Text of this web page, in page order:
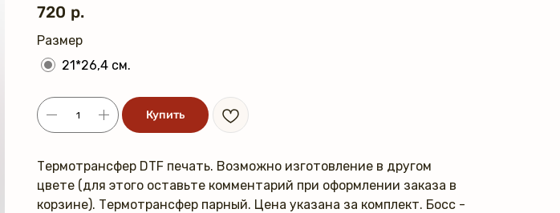
720 р.
Размер
21*26,4 см.
Купить
Термотрансфер DTF печать. Возможно изготовление в другом
цвете (для этого оставьте комментарий при оформлении заказа в
корзине). Термотрансфер парный. Цена указана за комплект. Босс -